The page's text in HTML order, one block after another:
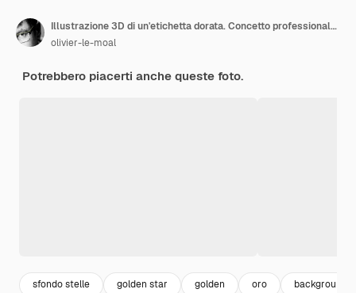
Illustrazione 3D di un'etichetta dorata. Concetto professionale riconosciuto.
olivier-le-moal
Potrebbero piacerti anche queste foto.
sfondo stelle golden star golden oro background